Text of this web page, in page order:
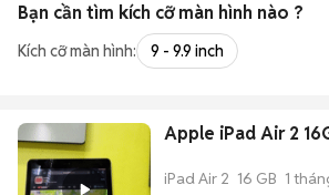
Bạn cần tìm kích cỡ màn hình nào ?
Kích cỡ màn hình: 9 - 9.9 inch
Apple iPad Air 2
iPad Air 2 16 GB 1